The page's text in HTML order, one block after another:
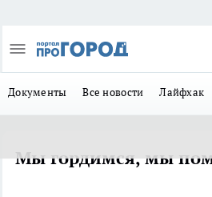
Документы Все новости Лайфхак
Мы гордимся, мы